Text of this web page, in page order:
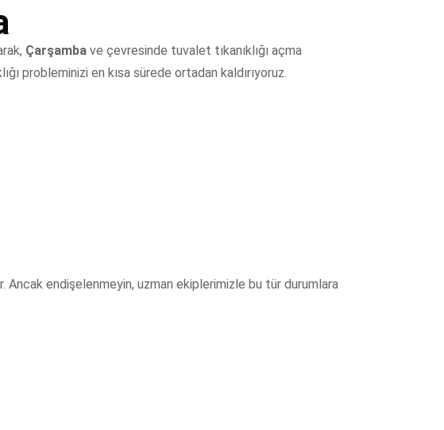
Çarşamba ve çevresinde tuvalet tıkanıklığı açma
probleminizi en kısa sürede ortadan kaldırıyoruz.
Ancak endişelenmeyin, uzman ekiplerimizle bu tür durumlara